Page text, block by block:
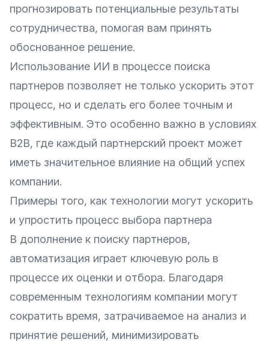
прогнозировать потенциальные результаты
сотрудничества, помогая вам принять
обоснованное решение.
Использование ИИ в процессе поиска
партнеров позволяет не только ускорить этот
процесс, но и сделать его более точным и
эффективным. Это особенно важно в условиях
B2B, где каждый партнерский проект может
иметь значительное влияние на общий успех
компании.
Примеры того, как технологии могут ускорить
и упростить процесс выбора партнера
В дополнение к поиску партнеров,
автоматизация играет ключевую роль в
процессе их оценки и отбора. Благодаря
современным технологиям компании могут
сократить время, затрачиваемое на анализ и
принятие решений, минимизировать